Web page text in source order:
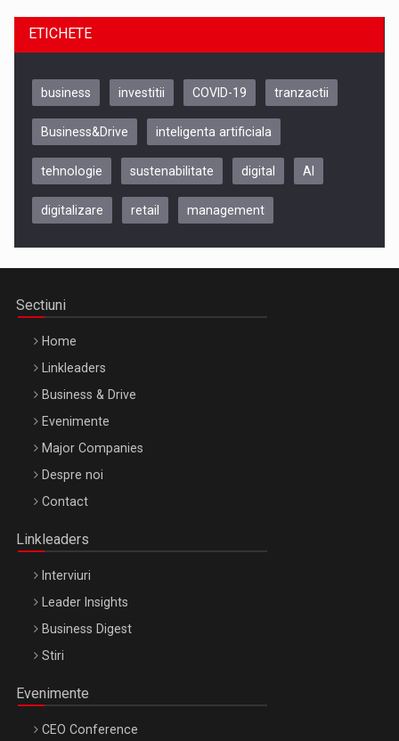
Be Inspired. Make it Happen!, CLUJ, 9 Decembrie
Be Inspired. Make it Happen!, ARTEMIS LETO, ORADEA, 8
Octombrie
ETICHETE
business investitii COVID-19 tranzactii
Business&Drive inteligenta artificiala
tehnologie sustenabilitate digital AI
digitalizare retail management
Sectiuni
Home
Linkleaders
Business & Drive
Evenimente
Major Companies
Despre noi
Contact
Linkleaders
Interviuri
Leader Insights
Business Digest
Stiri
Evenimente
CEO Conference